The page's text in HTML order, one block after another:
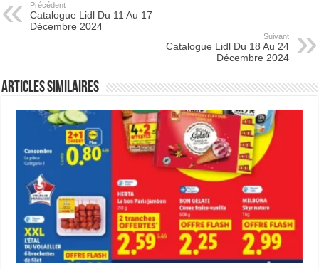
Précédent
Catalogue Lidl Du 11 Au 17
Décembre 2024
Suivant
Catalogue Lidl Du 18 Au 24
Décembre 2024
Articles Similaires